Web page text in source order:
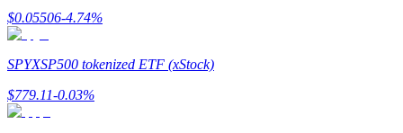
$0.05506-4.74%
SPYXSP500 tokenized ETF (xStock)
$779.11-0.03%